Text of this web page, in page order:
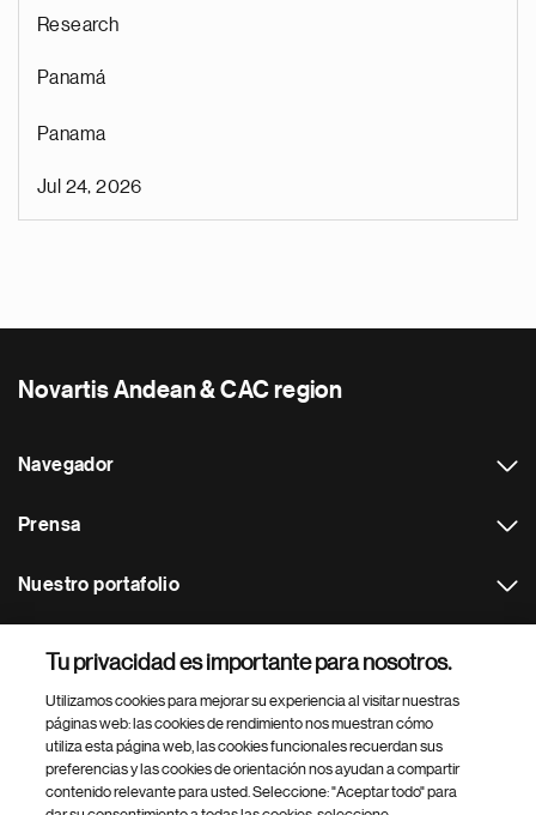
Research
Panamá
Panama
Jul 24, 2026
Novartis Andean & CAC region
Navegador
Prensa
Nuestro portafolio
Footer Site Search
Tu privacidad es importante para nosotros.
Utilizamos cookies para mejorar su experiencia al visitar nuestras
páginas web: las cookies de rendimiento nos muestran cómo
utiliza esta página web, las cookies funcionales recuerdan sus
preferencias y las cookies de orientación nos ayudan a compartir
contenido relevante para usted. Seleccione: "Aceptar todo" para